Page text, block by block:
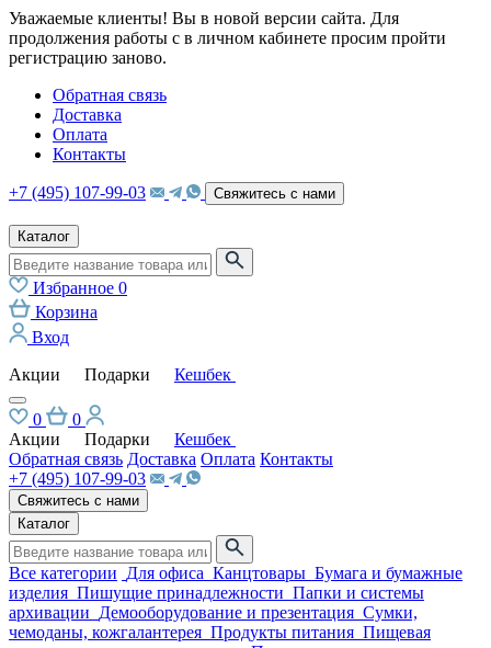
Уважаемые клиенты! Вы в новой версии сайта. Для
продолжения работы с в личном кабинете просим пройти
регистрацию заново.
Обратная связь
Доставка
Оплата
Контакты
+7 (495) 107-99-03 Свяжитесь с нами
Каталог
Избранное 0
Корзина
Вход
Акции
Подарки Кешбек
0
0
Акции
Подарки
Кешбек
Обратная связь Доставка Оплата Контакты
+7 (495) 107-99-03
Свяжитесь с нами
Каталог
Все категории Для офиса Канцтовары Бумага и бумажные
изделия Пишущие принадлежности Папки и системы
архивации Демооборудование и презентация Сумки,
чемоданы, кожгалантерея Продукты питания Пищевая